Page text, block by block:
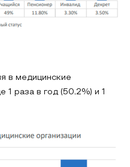
в медицинские
раза в год (50,2%) и 1